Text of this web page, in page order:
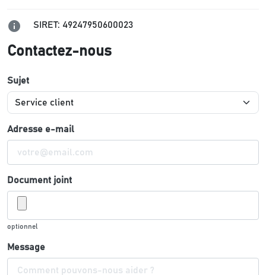
 SIRET: 49247950600023
Contactez-nous
Sujet
Adresse e-mail
Document joint
optionnel
Message